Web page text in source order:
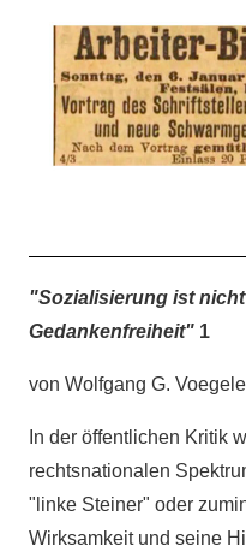
"Sozialisierung ist
Gedankenfreiheit" 1
von Wolfgang G. Voegele
In der öffentlichen Kritik
rechtsnationalen
"linke Steiner" oder
Wirksamkeit und seine